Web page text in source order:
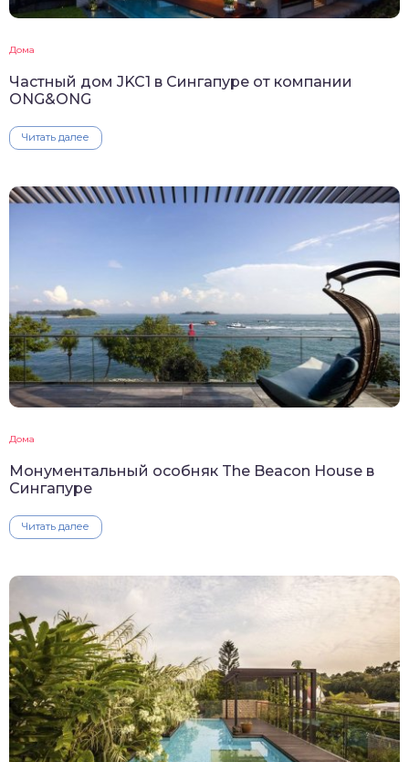
Дома
Частный дом JKC1 в Сингапуре от компании
ONG&ONG
Читать далее
Дома
Монументальный особняк The Beacon House в
Сингапуре
Читать далее